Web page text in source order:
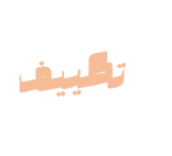
المحتوى